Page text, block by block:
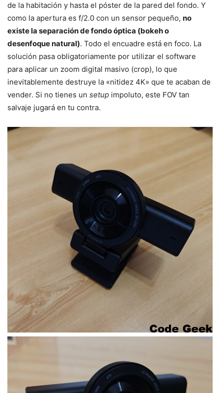
de la habitación y hasta el póster de la pared del fondo. Y
como la apertura es f/2.0 con un sensor pequeño, no
existe la separación de fondo óptica (bokeh o
desenfoque natural). Todo el encuadre está en foco. La
solución pasa obligatoriamente por utilizar el software
para aplicar un zoom digital masivo (crop), lo que
inevitablemente destruye la «nitidez 4K» que te acaban de
vender. Si no tienes un setup impoluto, este FOV tan
salvaje jugará en tu contra.